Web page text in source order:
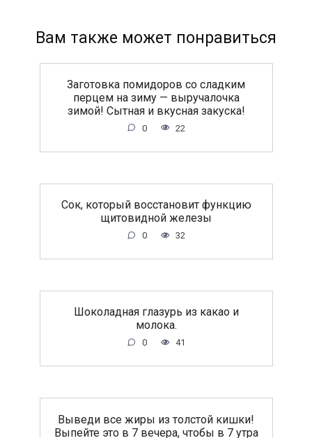
Вам также может понравиться
Заготовка помидоров со сладким
перцем на зиму — выручалочка
зимой! Сытная и вкусная закуска!
0 22
Сок, который восстановит функцию
щитовидной железы
0 32
Шоколадная глазурь из какао и
молока.
0 41
Выведи все жиры из толстой кишки!
Выпейте это в 7 вечера, чтобы в 7 утра